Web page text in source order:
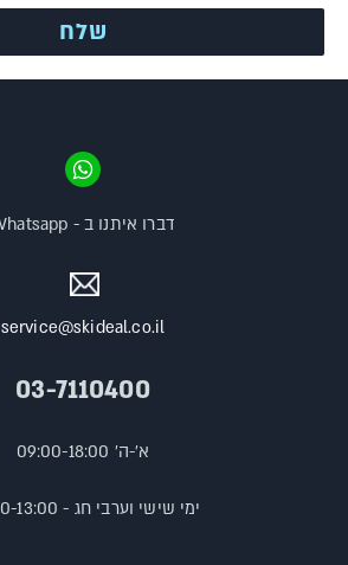
service@skideal.co.il
03-7110400
א'-ה' 09:00-18:00
ימי שישי וערבי חג - 09:00-13:00
דברו איתנו ב - Whatsapp